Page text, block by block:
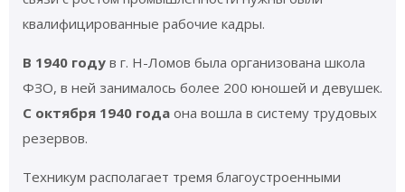
квалифицированные рабочие кадры.
В 1940 году в г. Н-Ломов была организована школа
ФЗО, в ней занималось более 200 юношей и девушек.
С октября 1940 года она вошла в систему трудовых
резервов.
Техникум располагает тремя благоустроенными